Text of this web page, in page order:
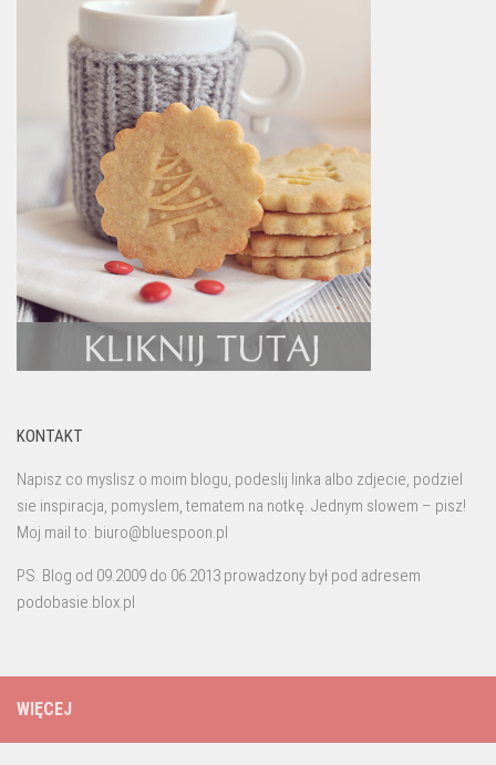
KONTAKT
Napisz co myslisz o moim blogu, podeslij linka albo zdjecie, podziel
sie inspiracja, pomyslem, tematem na notkę. Jednym slowem – pisz!
Moj mail to: biuro@bluespoon.pl
PS. Blog od 09.2009 do 06.2013 prowadzony był pod adresem
podobasie.blox.pl
WIĘCEJ